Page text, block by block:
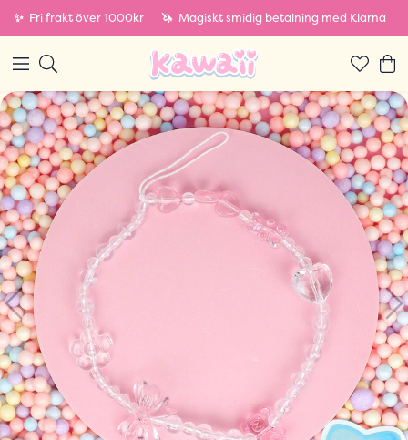
✨ Fri frakt över 1000kr 🦄 Magiskt smidig betalning med Klarna